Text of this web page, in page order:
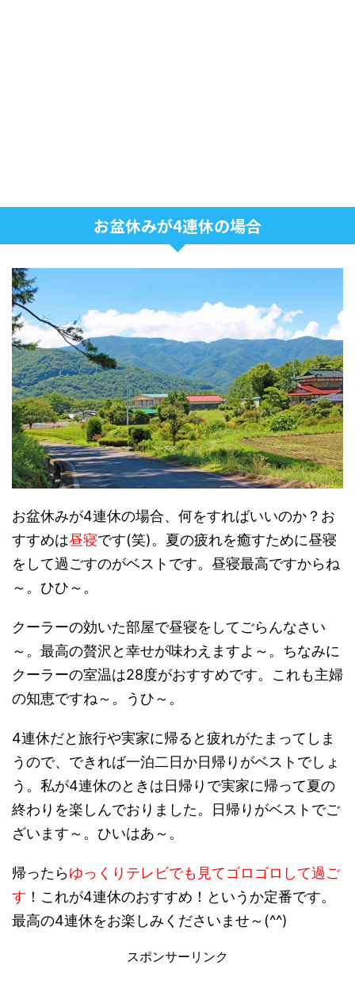
お盆休みが4連休の場合
お盆休みが4連休の場合、何をすればいいのか？お
すすめは昼寝です(笑)。夏の疲れを癒すために昼寝
をして過ごすのがベストです。昼寝最高ですからね
～。ひひ～。
クーラーの効いた部屋で昼寝をしてごらんなさい
～。最高の贅沢と幸せが味わえますよ～。ちなみに
クーラーの室温は28度がおすすめです。これも主婦
の知恵ですね～。うひ～。
4連休だと旅行や実家に帰ると疲れがたまってしま
うので、できれば一泊二日か日帰りがベストでしょ
う。私が4連休のときは日帰りで実家に帰って夏の
終わりを楽しんでおりました。日帰りがベストでご
ざいます～。ひいはあ～。
帰ったらゆっくりテレビでも見てゴロゴロして過ご
す ！これが4連休のおすすめ！というか定番です。
最高の4連休をお楽しみくださいませ～(^^)
スポンサーリンク